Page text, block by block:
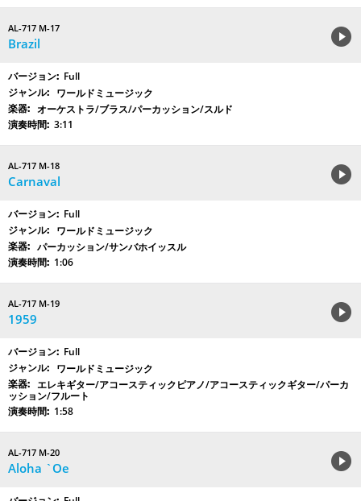
AL-717 M-17
Brazil
Full
ワールドミュージック
オーケストラ/ブラス/パーカッション/スルド
3:11
AL-717 M-18
Carnaval
Full
ワールドミュージック
パーカッション/サンバホイッスル
1:06
AL-717 M-19
1959
Full
ワールドミュージック
エレキギター/アコースティックピアノ/アコースティックギター/パーカ
ッション/フルート
1:58
AL-717 M-20
Aloha `Oe